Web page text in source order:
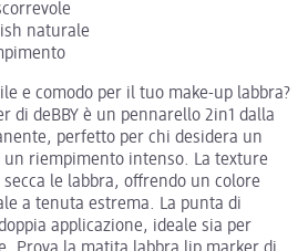
naturale
e comodo per il tuo make-up labbra?
di deBBY è un pennarello 2in1 dalla
perfetto per chi desidera un
riempimento intenso. La texture
le labbra, offrendo un colore
a tenuta estrema. La punta di
applicazione, ideale sia per